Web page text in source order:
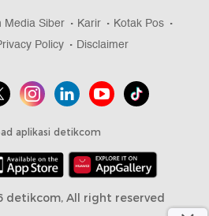
Media Siber Karir
Kotak Pos
Policy Disclaimer
aplikasi detikcom
detikcom, All right reserved